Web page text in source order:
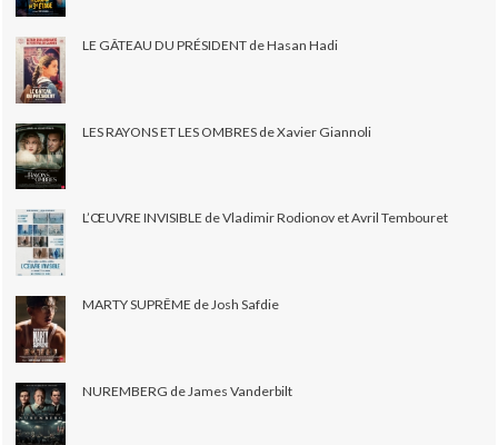
LE GÂTEAU DU PRÉSIDENT de Hasan Hadi
LES RAYONS ET LES OMBRES de Xavier Giannoli
L’ŒUVRE INVISIBLE de Vladimir Rodionov et Avril Tembouret
MARTY SUPRÊME de Josh Safdie
NUREMBERG de James Vanderbilt